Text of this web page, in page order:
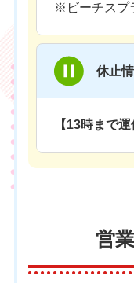
※ビーチスプ
休止
【13時まで
営